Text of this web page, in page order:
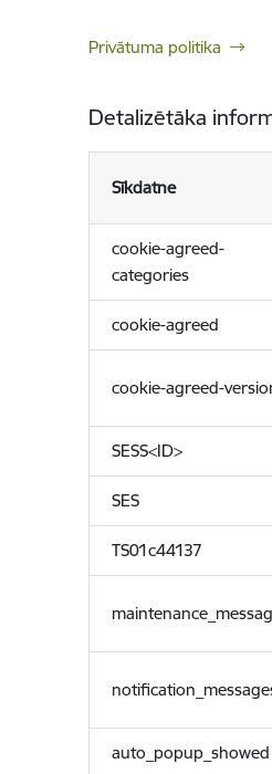
Privātuma politika
Detalizētāka
Sīkdatne
cookie-agreed-
categories
cookie-agreed
cookie-agreed-
SESS<ID>
SES
TS01c44137
auto_popup_showed